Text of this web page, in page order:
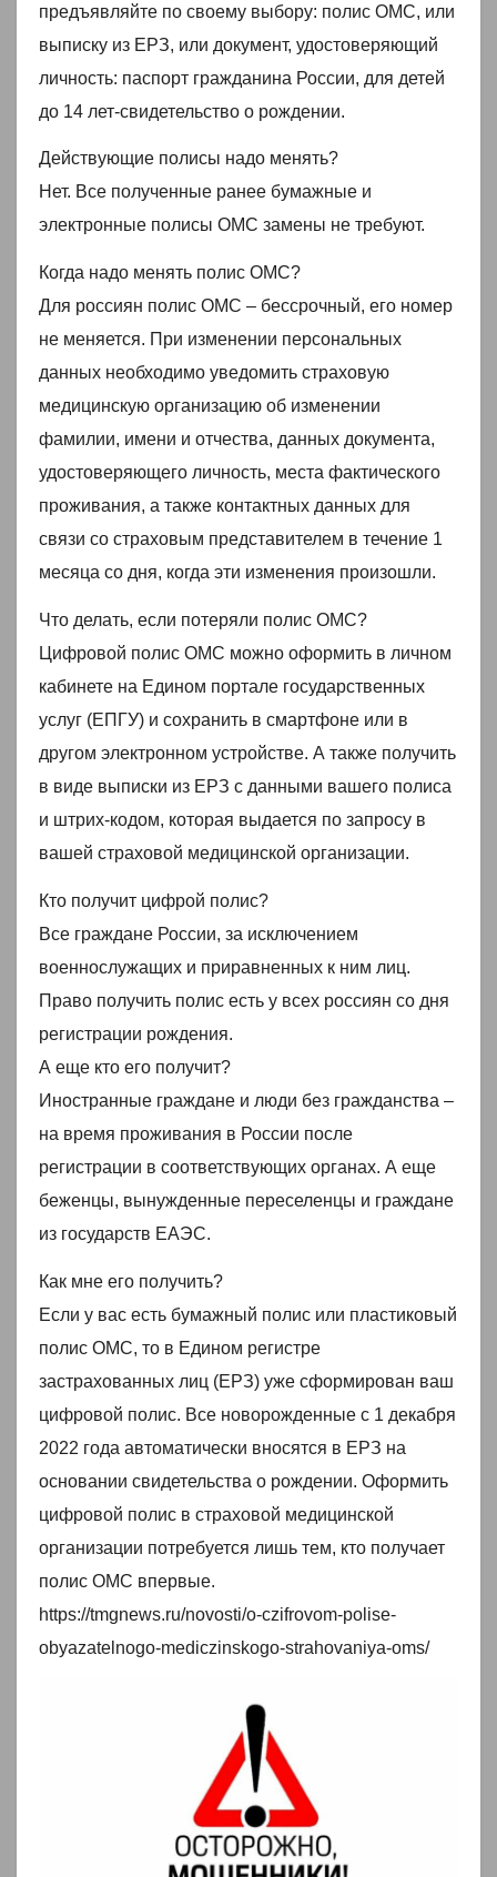
предъявляйте по своему выбору: полис ОМС, или
выписку из ЕРЗ, или документ, удостоверяющий
личность: паспорт гражданина России, для детей
до 14 лет-свидетельство о рождении.
Действующие полисы надо менять?
Нет. Все полученные ранее бумажные и
электронные полисы ОМС замены не требуют.
Когда надо менять полис ОМС?
Для россиян полис ОМС – бессрочный, его номер
не меняется. При изменении персональных
данных необходимо уведомить страховую
медицинскую организацию об изменении
фамилии, имени и отчества, данных документа,
удостоверяющего личность, места фактического
проживания, а также контактных данных для
связи со страховым представителем в течение 1
месяца со дня, когда эти изменения произошли.
Что делать, если потеряли полис ОМС?
Цифровой полис ОМС можно оформить в личном
кабинете на Едином портале государственных
услуг (ЕПГУ) и сохранить в смартфоне или в
другом электронном устройстве. А также получить
в виде выписки из ЕРЗ с данными вашего полиса
и штрих-кодом, которая выдается по запросу в
вашей страховой медицинской организации.
Кто получит цифрой полис?
Все граждане России, за исключением
военнослужащих и приравненных к ним лиц.
Право получить полис есть у всех россиян со дня
регистрации рождения.
А еще кто его получит?
Иностранные граждане и люди без гражданства –
на время проживания в России после
регистрации в соответствующих органах. А еще
беженцы, вынужденные переселенцы и граждане
из государств ЕАЭС.
Как мне его получить?
Если у вас есть бумажный полис или пластиковый
полис ОМС, то в Едином регистре
застрахованных лиц (ЕРЗ) уже сформирован ваш
цифровой полис. Все новорожденные с 1 декабря
2022 года автоматически вносятся в ЕРЗ на
основании свидетельства о рождении. Оформить
цифровой полис в страховой медицинской
организации потребуется лишь тем, кто получает
полис ОМС впервые.
https://tmgnews.ru/novosti/o-czifrovom-polise-
obyazatelnogo-mediczinskogo-strahovaniya-oms/